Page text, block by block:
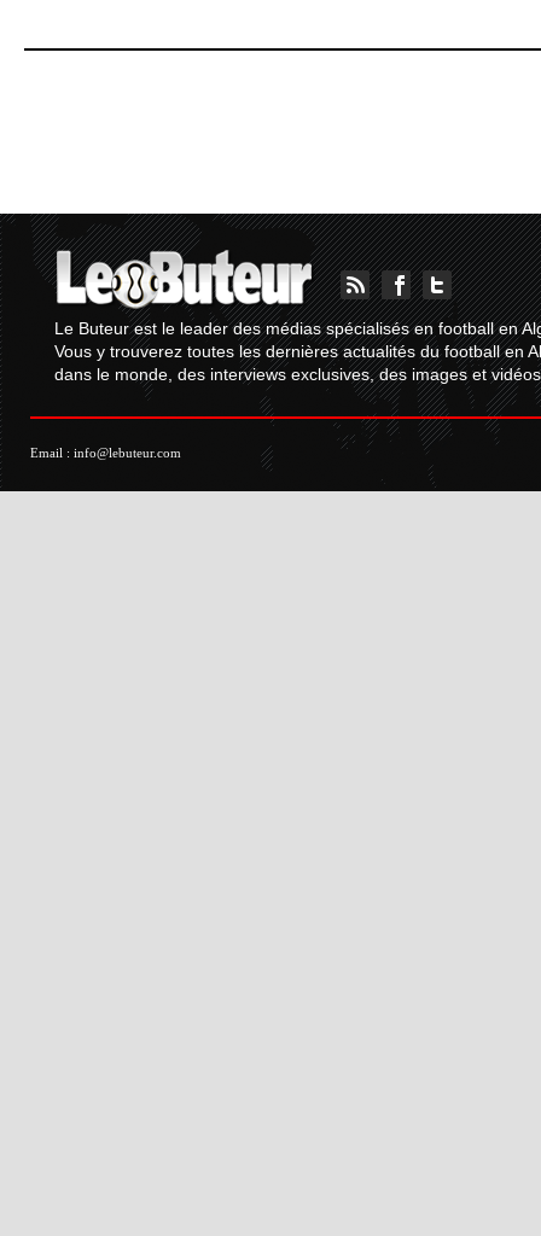
Le Buteur est le leader des médias spécialisés en football en
Vous y trouverez toutes les dernières actualités du football en
dans le monde, des interviews exclusives, des images et
Email : info@lebuteur.com